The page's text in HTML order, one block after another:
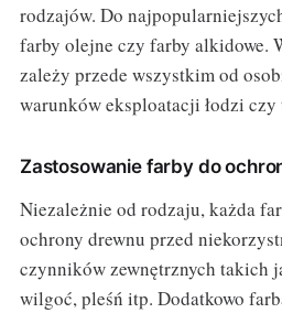
rodzajów. Do
farby olejne czy farby alkidowe.
zależy przede wszystkim od
warunków eksploatacji łodzi czy
Zastosowanie farby do
Niezależnie od rodzaju, każda
ochrony drewnu przed
czynników zewnętrznych takich
wilgoć, pleśń itp. Dodatkowo